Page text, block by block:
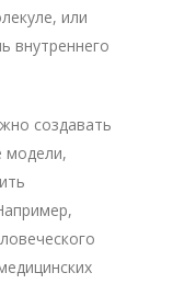
или
внутреннего
создавать
модели,